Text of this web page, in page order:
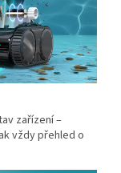
zařízení –
vždy přehled o